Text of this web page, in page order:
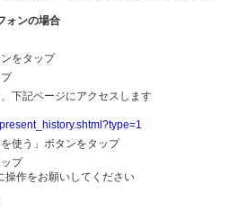
ォンの場合
をタップ
下記ページにアクセスします
使う」ボタンをタップ
プ
作をお願いしてください